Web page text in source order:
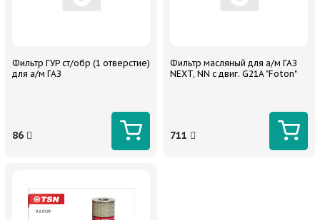
Фильтр ГУР ст/обр (1 отверстие)
для а/м ГАЗ
86
Фильтр масляный для а/м ГАЗ
NEXT, NN с двиг. G21A "Foton"
711